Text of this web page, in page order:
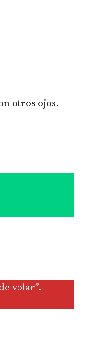
otros ojos.
volar”.